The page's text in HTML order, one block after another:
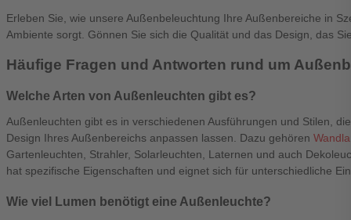
Erleben Sie, wie unsere Außenbeleuchtung Ihre Außenbereiche in
Ambiente sorgt. Gönnen Sie sich die Qualität und das Design, das
Häufige Fragen und Antworten rund um
Welche Arten von Außenleuchten gibt es?
Außenleuchten gibt es in verschiedenen Ausführungen und Stilen,
Design Ihres Außenbereichs anpassen lassen. Dazu gehören
Gartenleuchten, Strahler, Solarleuchten, Laternen und auch
hat spezifische Eigenschaften und eignet sich für unterschiedliche
Wie viel Lumen benötigt eine Außenleuchte?